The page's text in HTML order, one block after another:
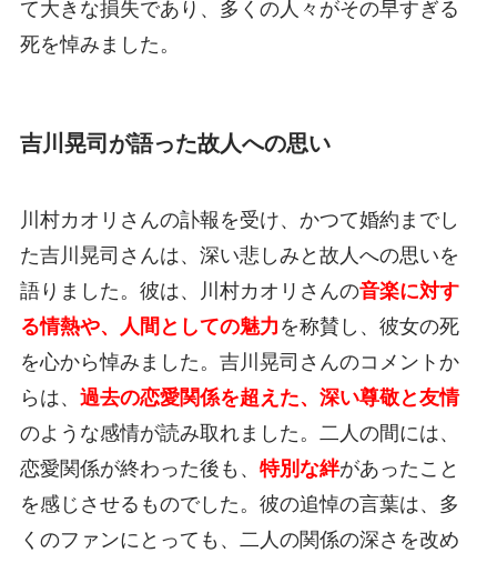
て大きな損失であり、多くの人々がその早すぎる
死を悼みました。
吉川晃司が語った故人への思い
川村カオリさんの訃報を受け、かつて婚約までし
た吉川晃司さんは、深い悲しみと故人への思いを
語りました。彼は、川村カオリさんの音楽に対す
る情熱や、人間としての魅力 を称賛し、彼女の死
を心から悼みました。吉川晃司さんのコメントか
らは、 過去の恋愛関係を超えた、深い尊敬と友情
のような感情が読み取れました。二人の間には、
恋愛関係が終わった後も、 特別な絆があったこと
を感じさせるものでした。彼の追悼の言葉は、多
くのファンにとっても、二人の関係の深さを改め